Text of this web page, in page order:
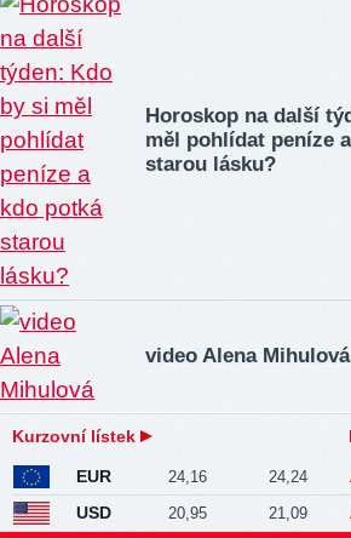
Horoskop na další
měl pohlídat peníze
starou lásku?
video Alena Mihulová
Kurzovní lístek
EUR 24,16 24,24
USD 20,95 21,09